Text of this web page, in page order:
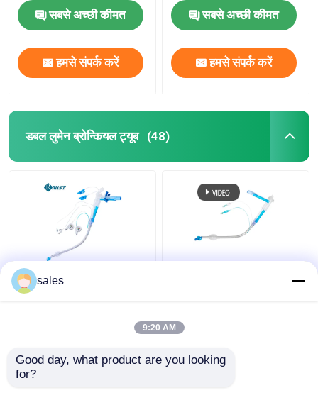
सबसे अच्छी कीमत
हमसे संपर्क करें
सबसे अच्छी कीमत
हमसे संपर्क करें
डबल लुमेन ब्रोन्कियल ट्यूब (48)
आईसीयू डबल लुमेन कफ्ड
ट्रेकियोस्टोमी ट्यूब ट्रेकिआ
sales
9:20 AM
Good day, what product are you looking
for?